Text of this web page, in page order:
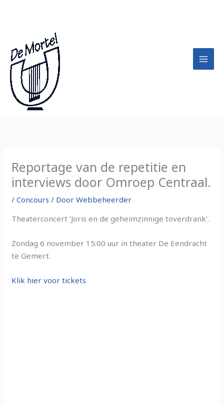
Reportage van de repetitie en
interviews door Omroep Centraal.
/Concours / DoorWebbeheerder
Theaterconcert ‘Joris en de geheimzinnige toverdrank’.
Zondag 6 november 15:00 uur in theater De Eendracht
te Gemert.
Klik hier voor tickets
h
i
e
f